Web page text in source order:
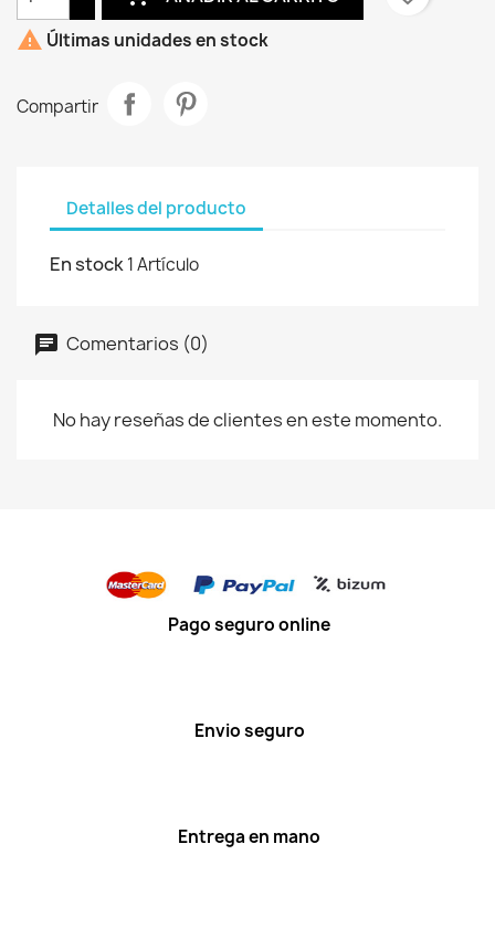
 Últimas unidades en stock
Compartir
Detalles del producto
En stock1 Artículo
Comentarios (0)
No hay reseñas de clientes en este momento.
Pago seguro online
Envio seguro
Entrega en mano